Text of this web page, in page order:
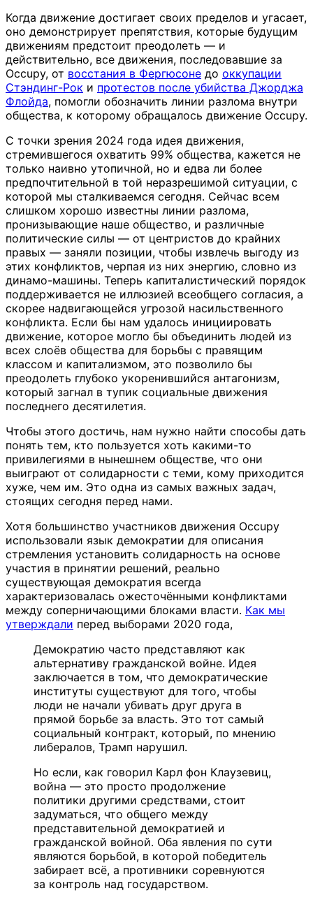
Когда движение достигает своих пределов и угасает,
оно демонстрирует препятствия, которые будущим
движениям предстоит преодолеть — и
действительно, все движения, последовавшие за
Occupy, от восстания в Фергюсоне до оккупации
Стэндинг-Рок и протестов после убийства Джорджа
Флойда, помогли обозначить линии разлома внутри
общества, к которому обращалось движение Occupy.
С точки зрения 2024 года идея движения,
стремившегося охватить 99% общества, кажется не
только наивно утопичной, но и едва ли более
предпочтительной в той неразрешимой ситуации, с
которой мы сталкиваемся сегодня. Сейчас всем
слишком хорошо известны линии разлома,
пронизывающие наше общество, и различные
политические силы — от центристов до крайних
правых — заняли позиции, чтобы извлечь выгоду из
этих конфликтов, черпая из них энергию, словно из
динамо-машины. Теперь капиталистический порядок
поддерживается не иллюзией всеобщего согласия, а
скорее надвигающейся угрозой насильственного
конфликта. Если бы нам удалось инициировать
движение, которое могло бы объединить людей из
всех слоёв общества для борьбы с правящим
классом и капитализмом, это позволило бы
преодолеть глубоко укоренившийся антагонизм,
который загнал в тупик социальные движения
последнего десятилетия.
Чтобы этого достичь, нам нужно найти способы дать
понять тем, кто пользуется хоть какими-то
привилегиями в нынешнем обществе, что они
выиграют от солидарности с теми, кому приходится
хуже, чем им. Это одна из самых важных задач,
стоящих сегодня перед нами.
Хотя большинство участников движения Occupy
использовали язык демократии для описания
стремления установить солидарность на основе
участия в принятии решений, реально
существующая демократия всегда
характеризовалась ожесточёнными конфликтами
между соперничающими блоками власти. Как мы
утверждали перед выборами 2020 года,
Демократию часто представляют как
альтернативу гражданской войне. Идея
заключается в том, что демократические
институты существуют для того, чтобы
люди не начали убивать друг друга в
прямой борьбе за власть. Это тот самый
социальный контракт, который, по мнению
либералов, Трамп нарушил.
Но если, как говорил Карл фон Клаузевиц,
война — это просто продолжение
политики другими средствами, стоит
задуматься, что общего между
представительной демократией и
гражданской войной. Оба явления по сути
являются борьбой, в которой победитель
забирает всё, а противники соревнуются
за контроль над государством.